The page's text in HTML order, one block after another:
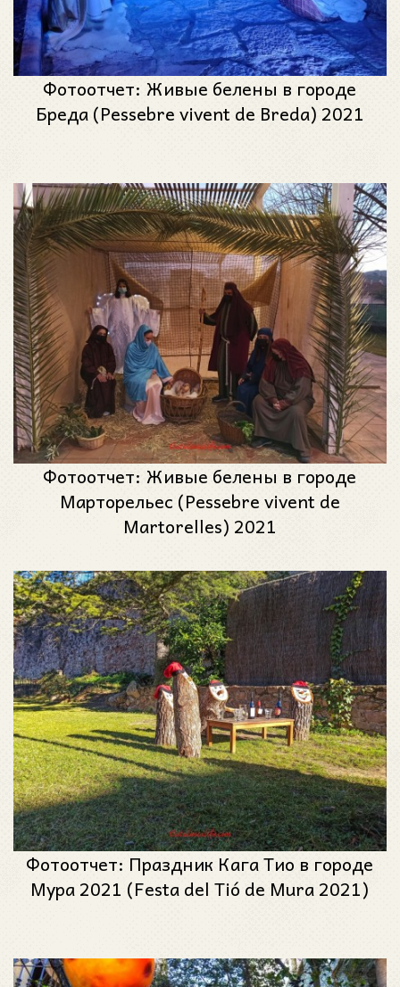
Фотоотчет: Живые белены в городе
Бреда (Pessebre vivent de Breda) 2021
Фотоотчет: Живые белены в городе
Марторельес (Pessebre vivent de
Martorelles) 2021
Фотоотчет: Праздник Кага Тио в городе
Мура 2021 (Festa del Tió de Mura 2021)